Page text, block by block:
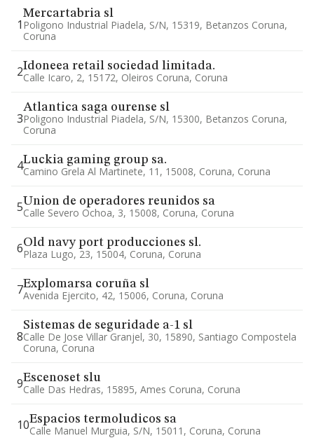
1
Mercartabria sl
Poligono Industrial Piadela, S/n, 15319, Betanzos Coruna,
Coruna
2Idoneea retail sociedad limitada.
Calle Icaro, 2, 15172, Oleiros Coruna, Coruna
3
Atlantica saga ourense sl
Poligono Industrial Piadela, S/n, 15300, Betanzos Coruna,
Coruna
4Luckia gaming group sa.
Camino Grela Al Martinete, 11, 15008, Coruna, Coruna
5Union de operadores reunidos sa
Calle Severo Ochoa, 3, 15008, Coruna, Coruna
6Old navy port producciones sl.
Plaza Lugo, 23, 15004, Coruna, Coruna
7Explomarsa coruña sl
Avenida Ejercito, 42, 15006, Coruna, Coruna
8
Sistemas de seguridade a-1 sl
Calle De Jose Villar Granjel, 30, 15890, Santiago Compostela
Coruna, Coruna
9Escenoset slu
Calle Das Hedras, 15895, Ames Coruna, Coruna
10Espacios termoludicos sa
Calle Manuel Murguia, S/n, 15011, Coruna, Coruna